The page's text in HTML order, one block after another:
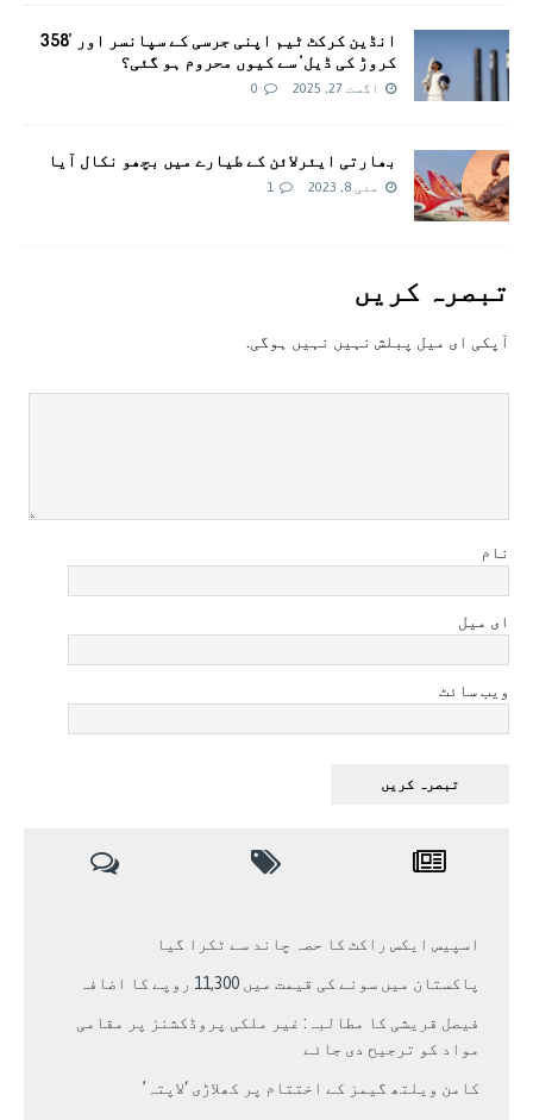
انڈین کرکٹ ٹیم اپنی جرسی کے سپانسر اور ’358
کروڑ کی ڈیل‘ سے کیوں محروم ہو گئی؟
اگست 27, 2025 0
بھارتی ایئرلائن کے طیارے میں بچھو نکال آیا
مئی 8, 2023 1
تبصرہ کريں
آپکی ای ميل پبلش نہيں نہيں ہوگی.
نام
ای میل
ویب سائٹ
اسپیس ایکس راکٹ کا حصہ چاند سے ٹکرا گیا
پاکستان میں سونے کی قیمت میں 11,300 روپے کا اضافہ
فیصل قریشی کا مطالبہ: غیر ملکی پروڈکشنز پر مقامی
مواد کو ترجیح دی جائے
کامن ویلتھ گیمز کے اختتام پر کھلاڑی ‘لاپتہ’